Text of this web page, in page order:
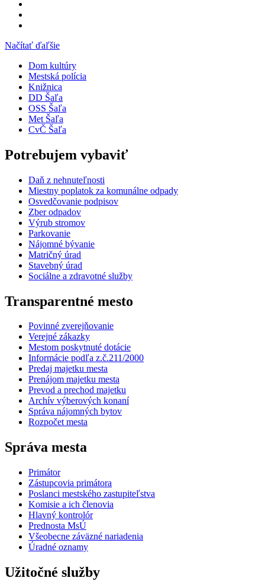
Načítať ďaľšie
Dom kultúry
Mestská polícia
Knižnica
DD Šaľa
OSS Šaľa
Met Šaľa
CvČ Šaľa
Potrebujem vybaviť
Daň z nehnuteľnosti
Miestny poplatok za komunálne odpady
Osvedčovanie podpisov
Zber odpadov
Výrub stromov
Parkovanie
Nájomné bývanie
Matričný úrad
Stavebný úrad
Sociálne a zdravotné služby
Transparentné mesto
Povinné zverejňovanie
Verejné zákazky
Mestom poskytnuté dotácie
Informácie podľa z.č.211/2000
Predaj majetku mesta
Prenájom majetku mesta
Prevod a prechod majetku
Archív výberových konaní
Správa nájomných bytov
Rozpočet mesta
Správa mesta
Primátor
Zástupcovia primátora
Poslanci mestského zastupiteľstva
Komisie a ich členovia
Hlavný kontrolór
Prednosta MsÚ
Všeobecne záväzné nariadenia
Úradné oznamy
Užitočné služby